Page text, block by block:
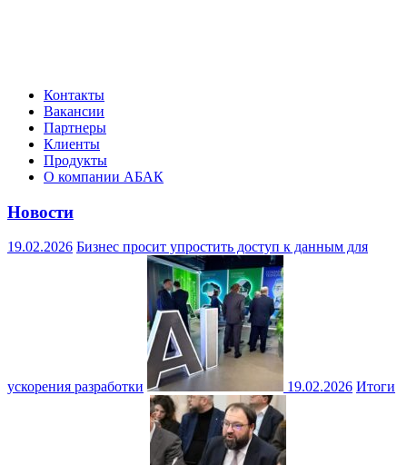
Контакты
Вакансии
Партнеры
Клиенты
Продукты
О компании АБАК
Новости
19.02.2026 Бизнес просит упростить доступ к данным для
ускорения разработки 19.02.2026 Итоги